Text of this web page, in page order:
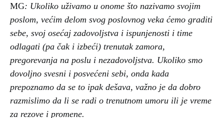
MG: Ukoliko uživamo u onome što nazivamo svojim
poslom, većim delom svog poslovnog veka ćemo graditi
sebe, svoj osećaj zadovoljstva i ispunjenosti i time
odlagati (pa čak i izbeći) trenutak zamora,
pregorevanja na poslu i nezadovoljstva. Ukoliko smo
dovoljno svesni i posvećeni sebi, onda kada
prepoznamo da se to ipak dešava, važno je da dobro
razmislimo da li se radi o trenutnom umoru ili je vreme
za rezove i promene.